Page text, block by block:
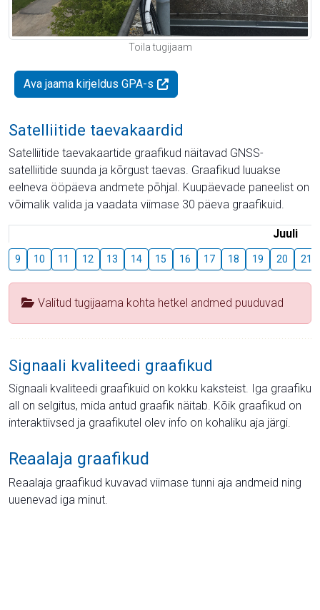
Toila tugijaam
Ava jaama kirjeldus GPA-s
Satelliitide taevakaardid
Satelliitide taevakaartide graafikud näitavad GNSS-
satelliitide suunda ja kõrgust taevas. Graafikud luuakse
eelneva ööpäeva andmete põhjal. Kuupäevade paneelist on
võimalik valida ja vaadata viimase 30 päeva graafikuid.
Juuli
9 10 11 12 13 14 15 16 17 18 19 20 21
Valitud tugijaama kohta hetkel andmed puuduvad
Signaali kvaliteedi graafikud
Signaali kvaliteedi graafikuid on kokku kaksteist. Iga graafiku
all on selgitus, mida antud graafik näitab. Kõik graafikud on
interaktiivsed ja graafikutel olev info on kohaliku aja järgi.
Reaalaja graafikud
Reaalaja graafikud kuvavad viimase tunni aja andmeid ning
uuenevad iga minut.